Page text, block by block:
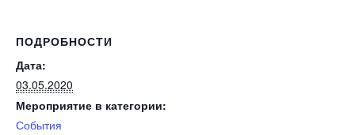
ПОДРОБНОСТИ
Дата:
03.05.2020
Мероприятие в категории:
События